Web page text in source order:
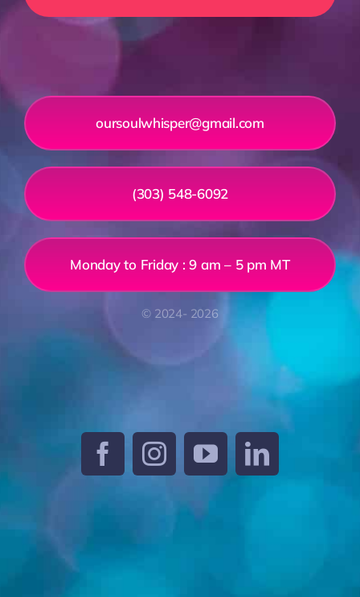
oursoulwhisper@gmail.com
(303) 548-6092
Monday to Friday : 9 am – 5 pm MT
© 2024- 2026